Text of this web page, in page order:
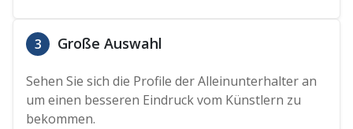
3 Große Auswahl
Sehen Sie sich die Profile der Alleinunterhalter an
um einen besseren Eindruck vom Künstlern zu
bekommen.